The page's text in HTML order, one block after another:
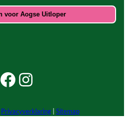
Facebook Beleef Princenhage
Instagram Beleef Princenhage
Privacyverklaring Sitemap